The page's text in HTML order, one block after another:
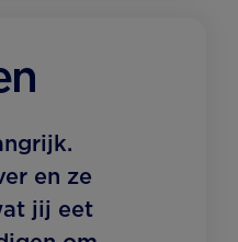
en ze
jij eet